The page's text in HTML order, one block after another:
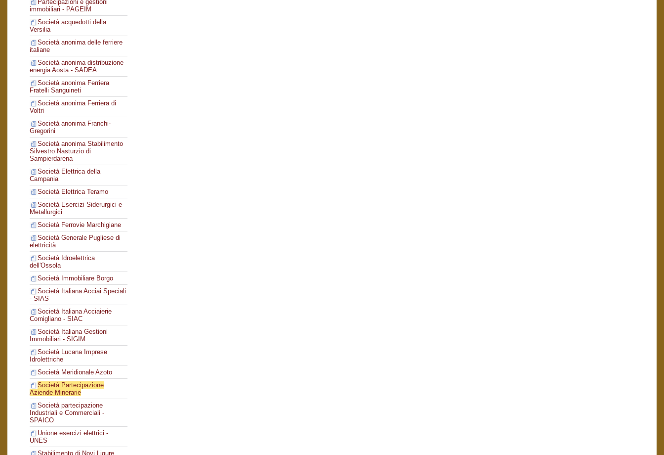
Partecipazioni e gestioni
immobiliari - PAGEIM
Società acquedotti della
Versilia
Società anonima delle ferriere
italiane
Società anonima distribuzione
energia Aosta - SADEA
Società anonima Ferriera
Fratelli Sanguineti
Società anonima Ferriera di
Voltri
Società anonima Franchi-
Gregorini
Società anonima Stabilimento
Silvestro Nasturzio di
Sampierdarena
Società Elettrica della
Campania
Società Elettrica Teramo
Società Esercizi Siderurgici e
Metallurgici
Società Ferrovie Marchigiane
Società Generale Pugliese di
elettricità
Società Idroelettrica
dell'Ossola
Società Immobiliare Borgo
Società Italiana Acciai Speciali
- SIAS
Società Italiana Acciaierie
Cornigliano - SIAC
Società Italiana Gestioni
Immobiliari - SIGIM
Società Lucana Imprese
Idrolettriche
Società Meridionale Azoto
Società Partecipazione
Aziende Minerarie
Società partecipazione
Industriali e Commerciali -
SPAICO
Unione esercizi elettrici -
UNES
Stabilimento di Novi Ligure